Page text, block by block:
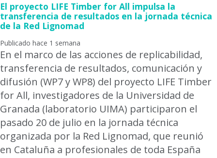
El proyecto LIFE Timber for All impulsa la
transferencia de resultados en la jornada técnica
de la Red Lignomad
Publicado hace 1 semana
En el marco de las acciones de replicabilidad,
transferencia de resultados, comunicación y
difusión (WP7 y WP8) del proyecto LIFE Timber
for All, investigadores de la Universidad de
Granada (laboratorio UIMA) participaron el
pasado 20 de julio en la jornada técnica
organizada por la Red Lignomad, que reunió
en Cataluña a profesionales de toda España